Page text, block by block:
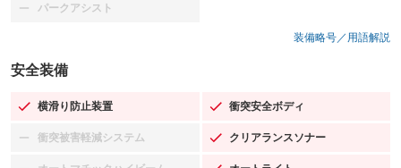
パークアシスト
：装備なし
装備略号／用語解説
安全装備
横滑り防止装置
：装備あり 衝突安全ボディ
：装備あり
衝突被害軽減システム
：装備なし クリアランスソナー
：装備あり